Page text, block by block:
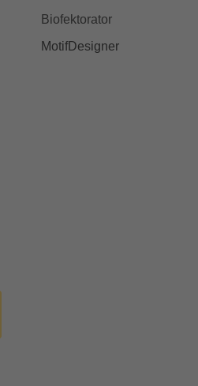
Biofektorator
MotifDesigner